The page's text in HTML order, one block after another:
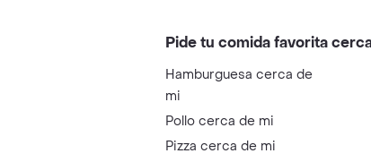
Pide tu comida favorita
Hamburguesa cerca de
mi
Pollo cerca de mi
Pizza cerca de mi